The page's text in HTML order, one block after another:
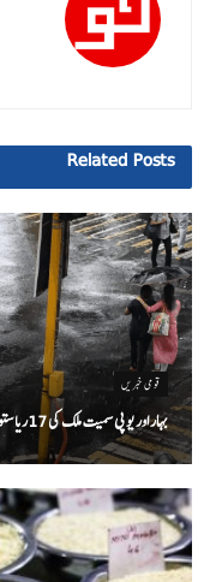
Related Posts
قومی خبریں
بہار اور یو پی سمیت ملک کی 17ریاستوں میں بارش کا امکان